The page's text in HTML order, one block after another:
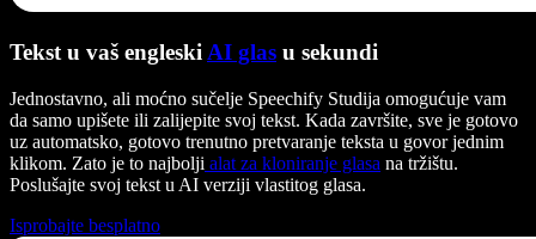
Tekst u vaš engleski AI glas u sekundi
Jednostavno, ali moćno sučelje Speechify Studija omogućuje vam
da samo upišete ili zalijepite svoj tekst. Kada završite, sve je gotovo
uz automatsko, gotovo trenutno pretvaranje teksta u govor jednim
klikom. Zato je to najbolji alat za kloniranje glasa na tržištu.
Poslušajte svoj tekst u AI verziji vlastitog glasa.
Isprobajte besplatno